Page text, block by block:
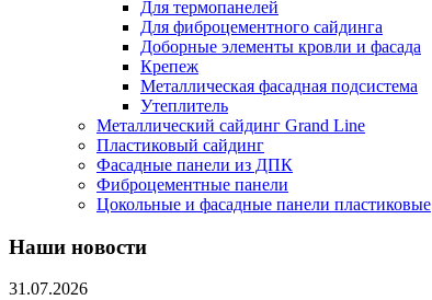
Для термопанелей
Для фиброцементного сайдинга
Доборные элементы кровли и фасада
Крепеж
Металлическая фасадная подсистема
Утеплитель
Металлический сайдинг Grand Line
Пластиковый сайдинг
Фасадные панели из ДПК
Фиброцементные панели
Цокольные и фасадные панели пластиковые
Наши новости
31.07.2026